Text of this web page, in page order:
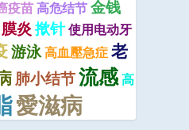
疫苗高危结节金钱
炎 揿针使用电动牙
游泳高血壓急症老
肺小结节流感高
愛滋病